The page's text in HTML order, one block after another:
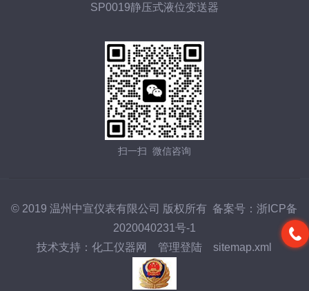
SP0019静压式液位变送器
扫一扫 微信咨询
© 2019 温州中宣仪表有限公司 版权所有 备案号：浙ICP备
2020040231号-1
技术支持：化工仪器网 管理登陆 sitemap.xml